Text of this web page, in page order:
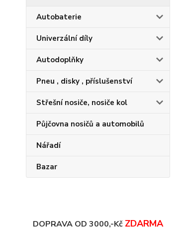
Autobaterie
Univerzální díly
Autodoplňky
Pneu , disky , příslušenství
Střešní nosiče, nosiče kol
Půjčovna nosičů a automobilů
Nářadí
Bazar
DOPRAVA OD 3000,-Kč ZDARMA